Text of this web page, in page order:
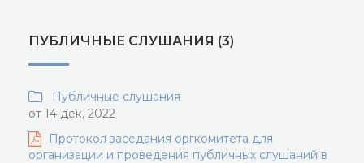
ПУБЛИЧНЫЕ СЛУШАНИЯ (3)
Публичные слушания
от 14 дек, 2022
Протокол заседания оргкомитета для
организации и проведения публичных слушаний в